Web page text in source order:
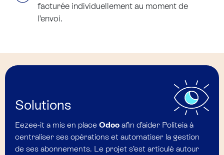
facturée individuellement au moment de
l’envoi.
Solutions
Eezee-it a mis en place Odoo afin d’aider Politeia à
centraliser ses opérations et automatiser la gestion
de ses abonnements. Le projet s’est articulé autour